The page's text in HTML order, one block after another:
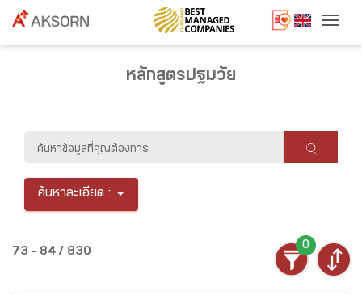
หลักสูตรปฐมวัย
ค้นหาละเอียด :
73 - 84 / 830
0